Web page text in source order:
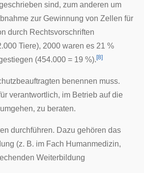
sind, zum anderen um
zur Gewinnung von Zellen für
durch Rechtsvorschriften
Tiere), 2000 waren es 21 %
(454.000 = 19 %). [8]
benennen muss.
verantwortlich, im Betrieb auf die
zu beraten.
durchführen. Dazu gehören das
(z. B. im Fach Humanmedizin,
Weiterbildung